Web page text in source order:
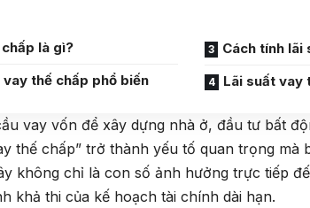
là gì?
thế chấp phổ biến
Cách tính lãi
Lãi suất vay
vay vốn để xây dựng nhà ở, đầu tư bất
thế chấp” trở thành yếu tố quan trọng mà
không chỉ là con số ảnh hưởng trực tiếp
khả thi của kế hoạch tài chính dài hạn.